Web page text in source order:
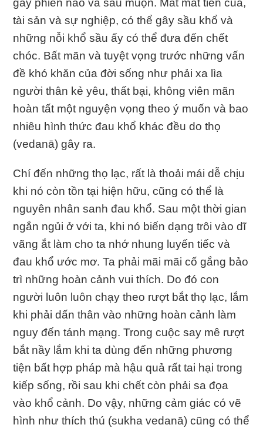
gây phiền não và sầu muộn. Mất mát tiền của,
tài sản và sự nghiệp, có thể gây sầu khổ và
những nỗi khổ sầu ấy có thể đưa đến chết
chóc. Bất mãn và tuyệt vọng trước những vấn
đề khó khăn của đời sống như phải xa lìa
người thân kẻ yêu, thất bại, không viên mãn
hoàn tất một nguyện vọng theo ý muốn và bao
nhiêu hình thức đau khổ khác đều do thọ
(vedanā) gây ra.
Chí đến những thọ lạc, rất là thoải mái dễ chịu
khi nó còn tồn tại hiện hữu, cũng có thể là
nguyên nhân sanh đau khổ. Sau một thời gian
ngắn ngủi ở với ta, khi nó biến dạng trôi vào dĩ
vãng ắt làm cho ta nhớ nhung luyến tiếc và
đau khổ ước mơ. Ta phải mãi mãi cố gắng bảo
trì những hoàn cảnh vui thích. Do đó con
người luôn luôn chạy theo rượt bắt thọ lạc, lắm
khi phải dấn thân vào những hoàn cảnh làm
nguy đến tánh mạng. Trong cuộc say mê rượt
bắt nầy lắm khi ta dùng đến những phương
tiện bất hợp pháp mà hậu quả rất tai hại trong
kiếp sống, rồi sau khi chết còn phải sa đọa
vào khổ cảnh. Do vậy, những cảm giác có vẽ
hình như thích thú (sukha vedanā) cũng có thể